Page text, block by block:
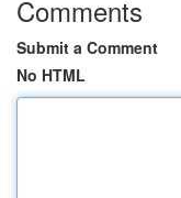
Comments
Submit a Comment
No HTML